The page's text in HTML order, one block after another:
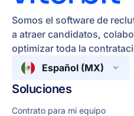
Somos el software de
a atraer candidatos,
optimizar toda la
Español (MX)
Soluciones
Contrato para mi equipo